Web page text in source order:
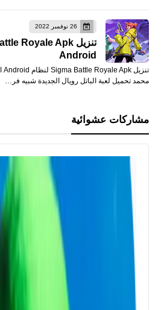
26 نوفمبر 2022
Android
محمد تحميل لعبة الباتل رويال الجديدة شبيه فر…
مشاركات عشوائية